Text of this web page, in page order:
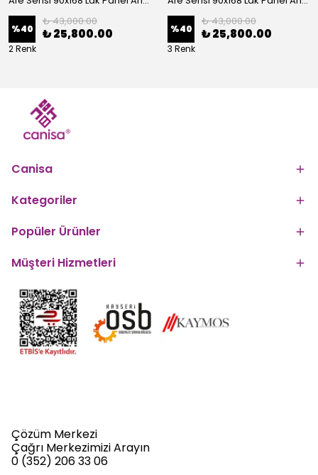
%40
₺ 43,000.00
₺ 25,800.00
2 Renk
%40
₺ 43,000.00
₺ 25,800.00
3 Renk
Canisa
Kategoriler
Popüler Ürünler
Müşteri Hizmetleri
Çözüm Merkezi
Çağrı Merkezimizi Arayın
0 (352) 206 33 06